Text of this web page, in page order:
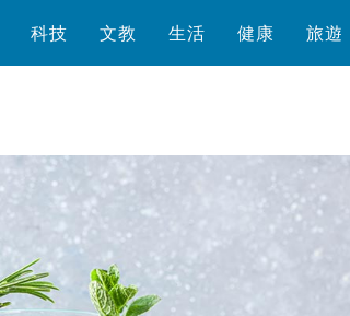
科技 文教 生活 健康 旅遊